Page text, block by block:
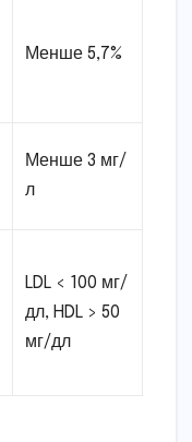
Менше 5,7%
Менше 3 мг/
л
LDL < 100 мг/
дл, HDL > 50
мг/дл